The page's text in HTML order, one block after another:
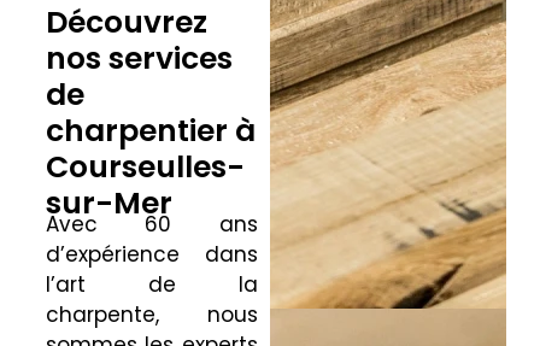
Découvrez
nos services
de
charpentier à
Courseulles-
sur-Mer
Avec 60 ans
d’expérience dans
l’art de la
charpente, nous